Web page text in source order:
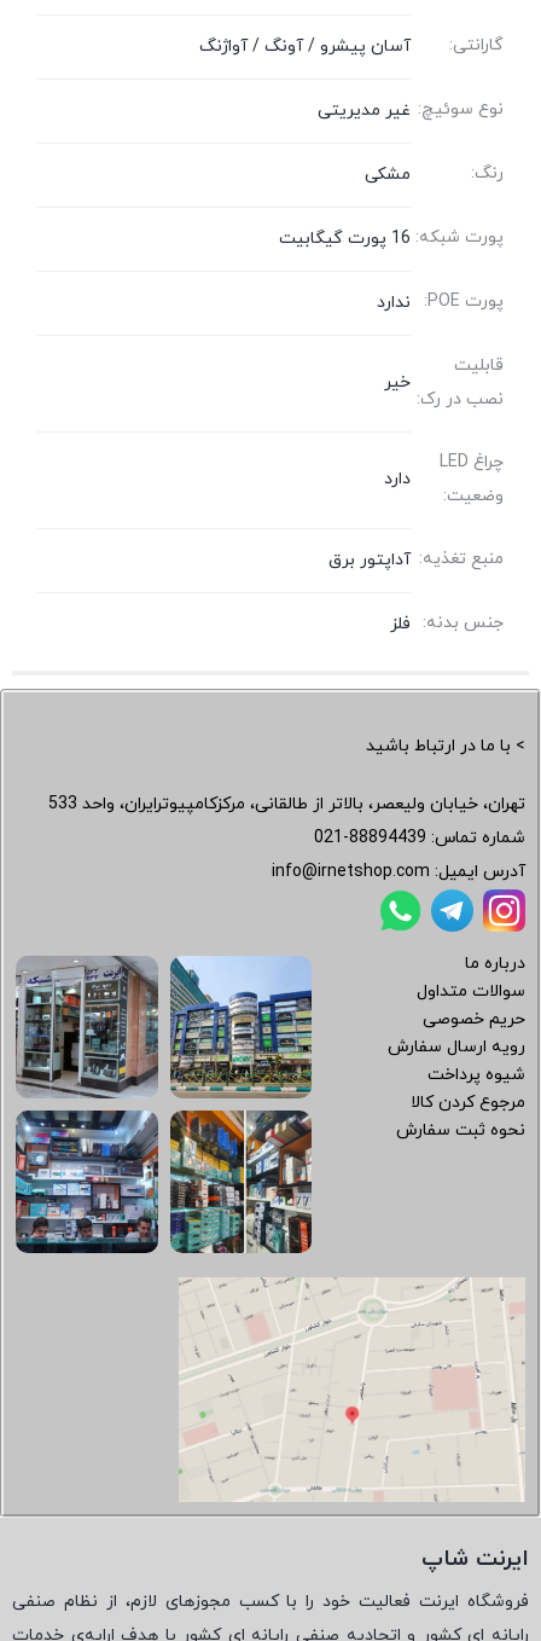
گارانتی: آسان پیشرو / آونگ / آواژنگ
نوع سوئیچ: غیر مدیریتی
رنگ: مشکی
پورت شبکه: 16 پورت گیگابیت
پورت POE: ندارد
قابلیت
نصب در رک:
خیر
چراغ LED
وضعیت:
دارد
منبع تغذیه: آداپتور برق
جنس بدنه: فلز
> با ما در ارتباط باشید
تهران، خیابان ولیعصر، بالاتر از طالقانی، مرکزکامپیوترایران، واحد 533
شماره تماس: 021-88894439
آدرس ایمیل: info@irnetshop.com
درباره ما
سوالات متداول
حریم خصوصی
رویه ارسال سفارش
شیوه پرداخت
مرجوع کردن کالا
نحوه ثبت سفارش
ایرنت شاپ
فروشگاه ایرنت فعالیت خود را با کسب مجوزهای لازم، از نظام صنفی
رایانه ای کشور و اتحادیه صنفی رایانه ای کشور با هدف ارایه‌ی خدمات